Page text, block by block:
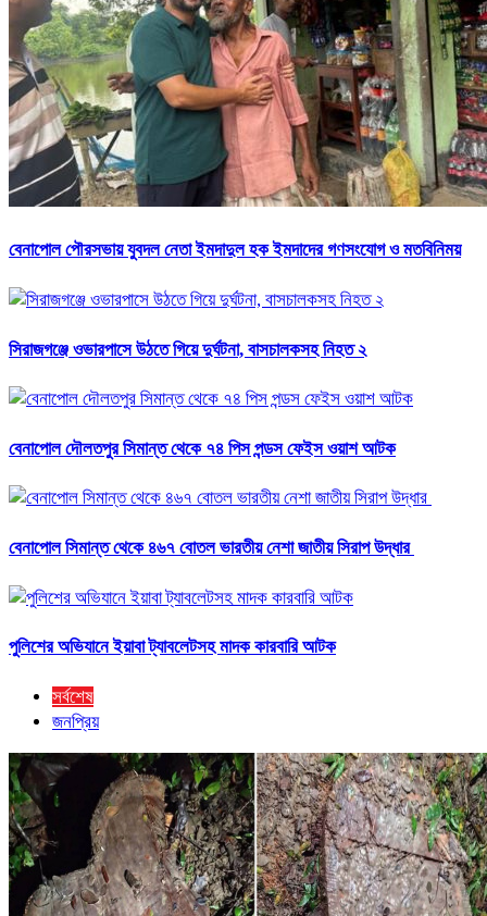
বেনাপোল পৌরসভায় যুবদল নেতা ইমদাদুল হক ইমদাদের গণসংযোগ ও মতবিনিময়
সিরাজগঞ্জে ওভারপাসে উঠতে গিয়ে দুর্ঘটনা, বাসচালকসহ নিহত ২
বেনাপোল দৌলতপুর সিমান্ত থেকে ৭৪ পিস পন্ডস ফেইস ওয়াশ আটক
বেনাপোল সিমান্ত থেকে ৪৬৭ বোতল ভারতীয় নেশা জাতীয় সিরাপ উদ্ধার
পুলিশের অভিযানে ইয়াবা ট্যাবলেটসহ মাদক কারবারি আটক
সর্বশেষ
জনপ্রিয়